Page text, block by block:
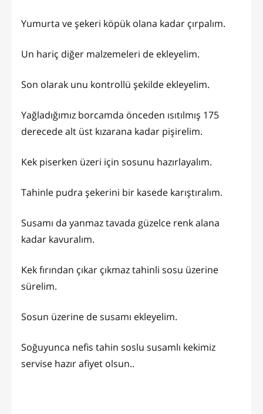
Yumurta ve şekeri köpük olana kadar çırpalım.
Un hariç diğer malzemeleri de ekleyelim.
Son olarak unu kontrollü şekilde ekleyelim.
Yağladığımız borcamda önceden ısıtılmış 175
derecede alt üst kızarana kadar pişirelim.
Kek piserken üzeri için sosunu hazırlayalım.
Tahinle pudra şekerini bir kasede karıştıralım.
Susamı da yanmaz tavada güzelce renk alana
kadar kavuralım.
Kek fırından çıkar çıkmaz tahinli sosu üzerine
sürelim.
Sosun üzerine de susamı ekleyelim.
Soğuyunca nefis tahin soslu susamlı kekimiz
servise hazır afiyet olsun..